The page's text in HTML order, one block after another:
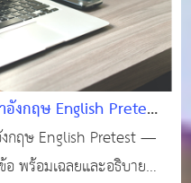
งกฤษ English Pretest
ข้อ พร้อมเฉลยและ
กฤษ English Pretest —
พร้อมเฉลยและอธิบาย